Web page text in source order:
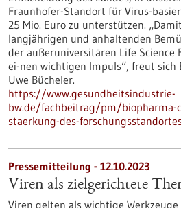
Fraunhofer-Standort für Virus-
25 Mio. Euro zu unterstützen.
langjährigen und anhaltenden
der außeruniversitären Life Science
ei-nen wichtigen Impuls“, freut sich
Uwe Bücheler.
https://www.gesundheitsindustrie-
bw.de/fachbeitrag/pm/biopharma-
staerkung-des-
Pressemitteilung - 12.10.2023
Viren als zielgerichtete
Viren gelten als wichtige